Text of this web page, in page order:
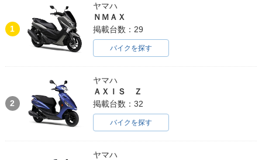
1
ヤマハ
ＮＭＡＸ
掲載台数：29
バイクを探す
2
ヤマハ
ＡＸＩＳ Ｚ
掲載台数：32
バイクを探す
ヤマハ